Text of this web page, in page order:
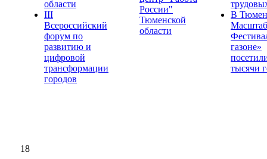
области
III
Всероссийский
форум по
развитию и
цифровой
трансформации
городов
России"
Тюменской
области
В
газоне»
тысячи
18